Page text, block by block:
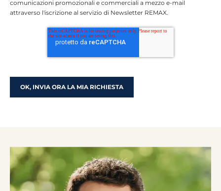
comunicazioni promozionali e commerciali a mezzo e-mail
attraverso l'iscrizione al servizio di Newsletter REMAX.
Sei un agente immobiliare o
aspiri ad esserlo?